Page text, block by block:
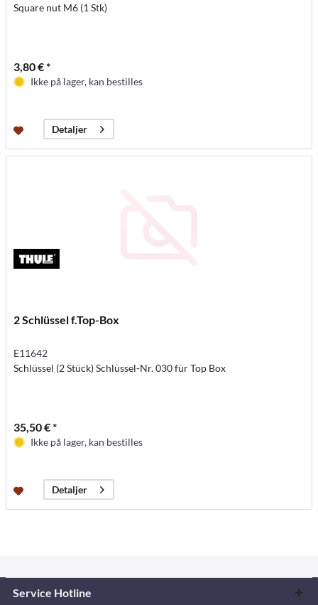
Square nut M6 (1 Stk)
3,80 € *
Ikke på lager, kan bestilles
Detaljer
2 Schlüssel f.Top-Box
E11642
Schlüssel (2 Stück) Schlüssel-Nr. 030 für Top Box
35,50 € *
Ikke på lager, kan bestilles
Detaljer
Service Hotline